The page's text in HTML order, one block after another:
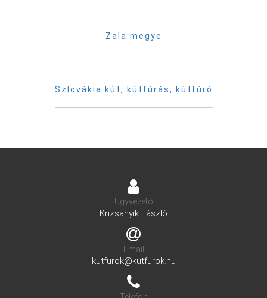
Zala megye
Szlovákia kút, kútfúrás, kútfúró
Ügyvezető
Krizsanyik László
Email
kutfurok@kutfurok.hu